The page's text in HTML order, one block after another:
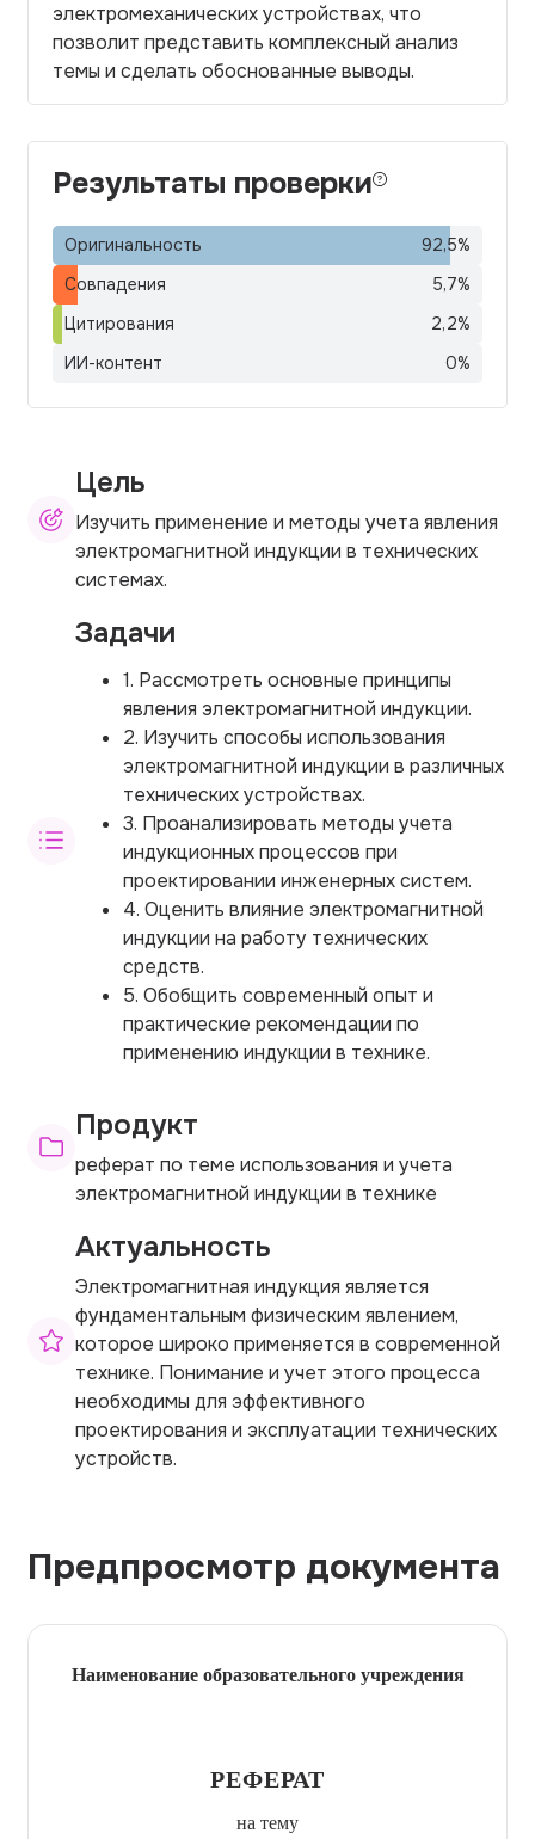
электромеханических устройствах, что
позволит представить комплексный анализ
темы и сделать обоснованные выводы.
Результаты проверки
Оригинальность 92,5%
Совпадения
5,7%
Цитирования
2,2%
ИИ-контент
0%
Цель
Изучить применение и методы учета явления
электромагнитной индукции в технических
системах.
Задачи
1. Рассмотреть основные принципы
явления электромагнитной индукции.
2. Изучить способы использования
электромагнитной индукции в различных
технических устройствах.
3. Проанализировать методы учета
индукционных процессов при
проектировании инженерных систем.
4. Оценить влияние электромагнитной
индукции на работу технических
средств.
5. Обобщить современный опыт и
практические рекомендации по
применению индукции в технике.
Продукт
реферат по теме использования и учета
электромагнитной индукции в технике
Актуальность
Электромагнитная индукция является
фундаментальным физическим явлением,
которое широко применяется в современной
технике. Понимание и учет этого процесса
необходимы для эффективного
проектирования и эксплуатации технических
устройств.
Предпросмотр документа
Наименование образовательного учреждения
РЕФЕРАТ
на тему